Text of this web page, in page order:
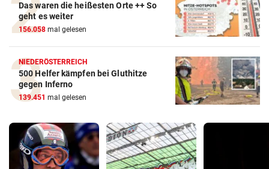
Das waren die heißesten Orte ++ So
geht es weiter
156.058 mal gelesen
NIEDERÖSTERREICH
500 Helfer kämpfen bei Gluthitze
gegen Inferno
139.451 mal gelesen